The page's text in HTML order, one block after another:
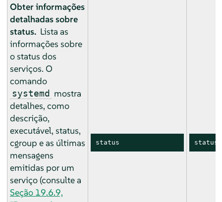
Obter informações
detalhadas sobre
status. Lista as
informações sobre
o status dos
serviços. O
comando
systemd mostra
detalhes, como
descrição,
executável, status,
cgroup e as últimas
mensagens
emitidas por um
serviço (consulte a
Seção 19.6.9,
status status